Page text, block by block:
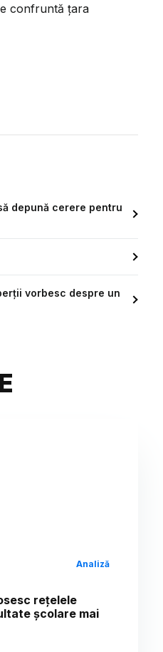
confruntă țara
depună cerere pentru
vorbesc despre un
Analiză
rețelele
școlare mai